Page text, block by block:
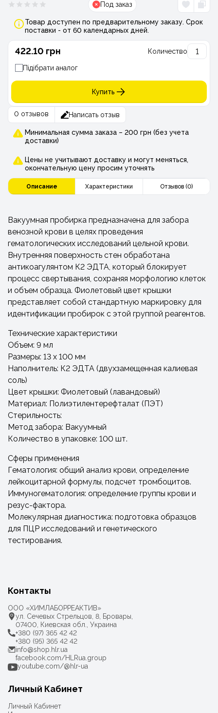
Под заказ
Товар доступен по предварительному заказу. Срок
поставки - от 60 календарных дней.
422.10 грн Количество
Підібрати аналог
Купить
0 отзывов Написать отзыв
Минимальная сумма заказа – 200 грн (без учета
доставки)
Цены не учитывают доставку и могут меняться,
окончательную цену просим уточнять
Описание Характеристики Отзывов (0)
Вакуумная пробирка предназначена для забора
венозной крови в целях проведения
гематологических исследований цельной крови.
Внутренняя поверхность стен обработана
антикоагулянтом К2 ЭДТА, который блокирует
процесс свертывания, сохраняя морфологию клеток
и объем образца. Фиолетовый цвет крышки
представляет собой стандартную маркировку для
идентификации пробирок с этой группой реагентов.
Технические характеристики
Объем: 9 мл
Размеры: 13 х 100 мм
Наполнитель: К2 ЭДТА (двухзамещенная калиевая
соль)
Цвет крышки: Фиолетовый (лавандовый)
Материал: Полиэтилентерефталат (ПЭТ)
Стерильность:
Метод забора: Вакуумный
Количество в упаковке: 100 шт.
Сферы применения
Гематология: общий анализ крови, определение
лейкоцитарной формулы, подсчет тромбоцитов.
Иммуногематология: определение группы крови и
резус-фактора.
Молекулярная диагностика: подготовка образцов
для ПЦР исследований и генетического
тестирования.
Контакты
ООО «ХИМЛАБОРРЕАКТИВ»
ул. Сечевых Стрельцов, 8, Бровары,
07400, Киевская обл., Украина
+380 (97) 365 42 42
+380 (95) 365 42 42
info@shop.hlr.ua
facebook.com/HLRua.group
youtube.com/@hlr-ua
Личный Кабинет
Личный Кабинет